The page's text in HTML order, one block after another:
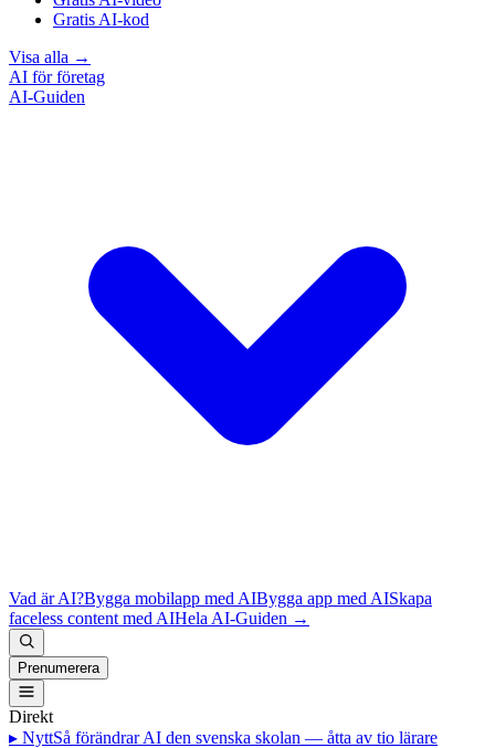
Gratis AI-kod
Visa alla →
AI för företag
AI-Guiden
Vad är AI?Bygga mobilapp med AIBygga app med AISkapa
faceless content med AIHela AI-Guiden →
Prenumerera
Direkt
▸ NyttSå förändrar AI den svenska skolan — åtta av tio lärare